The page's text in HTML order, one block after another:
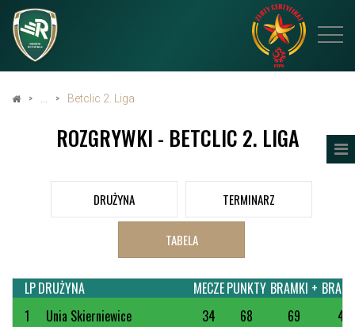
Betclic 2. Liga
ROZGRYWKI - BETCLIC 2. LIGA
DRUŻYNA TERMINARZ
TABELA
LPDRUŻYNA MECZEPUNKTY BRAMKI +
1
Unia Skierniewice 34 68 69
45